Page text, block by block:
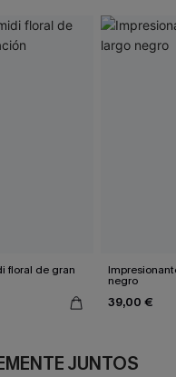
floral de gran
negro
39,00 €
JUNTOS